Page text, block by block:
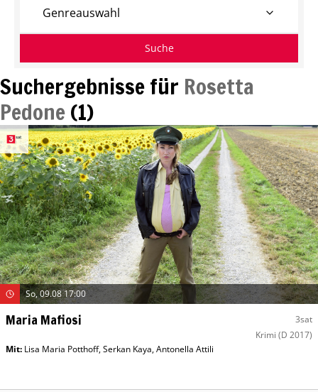
Suchergebnisse für Rosetta
Pedone(1)
So, 09.08 17:00
Maria Mafiosi
3sat
Krimi (D 2017)
Mit: Lisa Maria Potthoff,Serkan Kaya,Antonella Attili
Genreauswahl
Suche